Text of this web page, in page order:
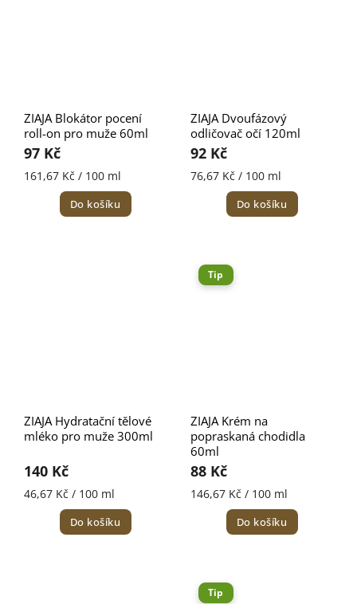
ZIAJA Blokátor pocení
roll-on pro muže 60ml
97 Kč
161,67 Kč / 100 ml
Do košíku
ZIAJA Dvoufázový
odličovač očí 120ml
92 Kč
76,67 Kč / 100 ml
Do košíku
ZIAJA Hydratační tělové
mléko pro muže 300ml
140 Kč
46,67 Kč / 100 ml
Do košíku
Tip
ZIAJA Krém na
popraskaná chodidla
60ml
88 Kč
146,67 Kč / 100 ml
Do košíku
Tip